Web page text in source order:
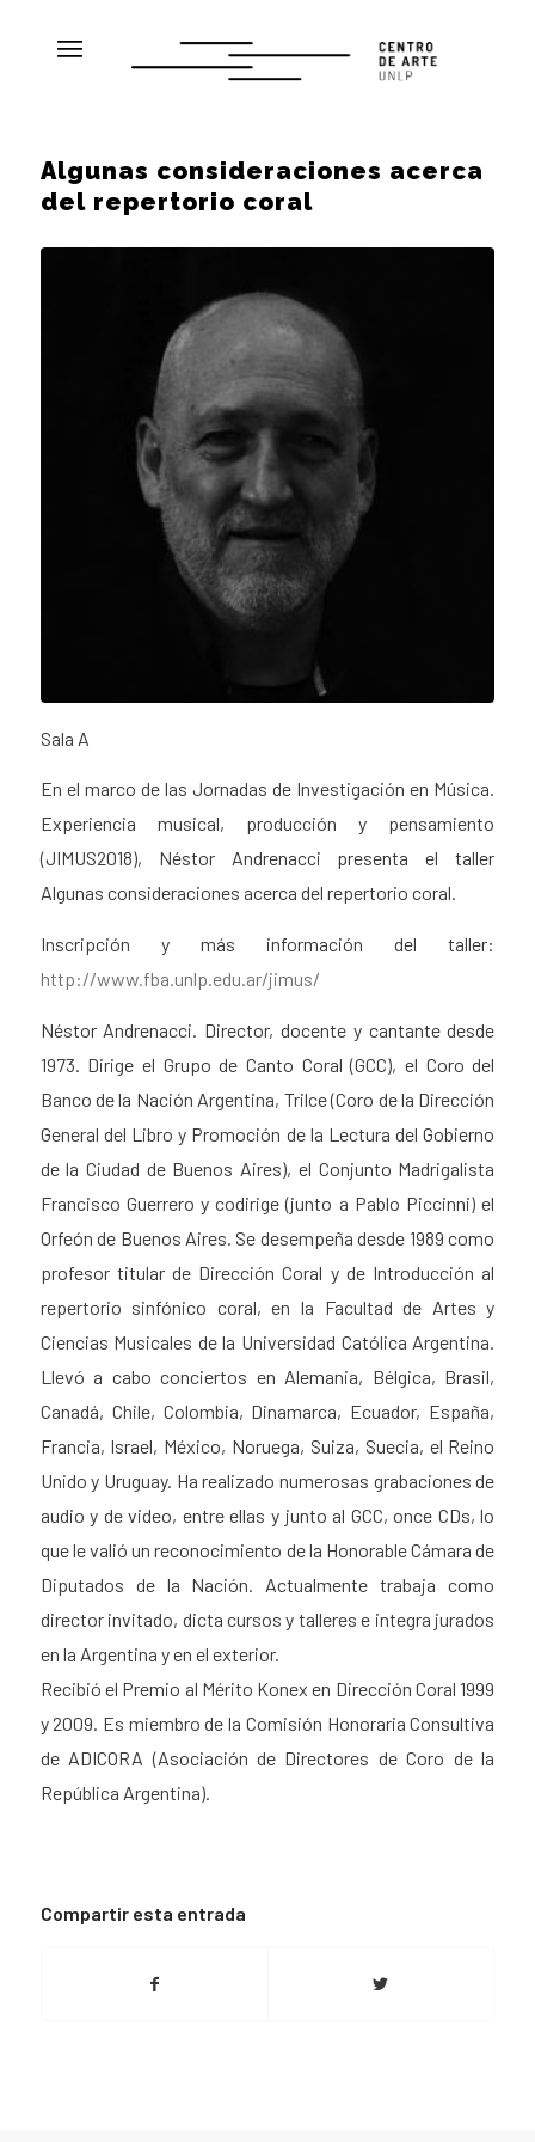
Algunas consideraciones acerca
del repertorio coral
Sala A
En el marco de las Jornadas de Investigación en Música.
Experiencia musical, producción y pensamiento
(JIMUS2018), Néstor Andrenacci presenta el taller
Algunas consideraciones acerca del repertorio coral.
Inscripción y más información del taller:
http://www.fba.unlp.edu.ar/jimus/
Néstor Andrenacci. Director, docente y cantante desde
1973. Dirige el Grupo de Canto Coral (GCC), el Coro del
Banco de la Nación Argentina, Trilce (Coro de la Dirección
General del Libro y Promoción de la Lectura del Gobierno
de la Ciudad de Buenos Aires), el Conjunto Madrigalista
Francisco Guerrero y codirige (junto a Pablo Piccinni) el
Orfeón de Buenos Aires. Se desempeña desde 1989 como
profesor titular de Dirección Coral y de Introducción al
repertorio sinfónico coral, en la Facultad de Artes y
Ciencias Musicales de la Universidad Católica Argentina.
Llevó a cabo conciertos en Alemania, Bélgica, Brasil,
Canadá, Chile, Colombia, Dinamarca, Ecuador, España,
Francia, Israel, México, Noruega, Suiza, Suecia, el Reino
Unido y Uruguay. Ha realizado numerosas grabaciones de
audio y de video, entre ellas y junto al GCC, once CDs, lo
que le valió un reconocimiento de la Honorable Cámara de
Diputados de la Nación. Actualmente trabaja como
director invitado, dicta cursos y talleres e integra jurados
en la Argentina y en el exterior.
Recibió el Premio al Mérito Konex en Dirección Coral 1999
y 2009. Es miembro de la Comisión Honoraria Consultiva
de ADICORA (Asociación de Directores de Coro de la
República Argentina).
Compartir esta entrada